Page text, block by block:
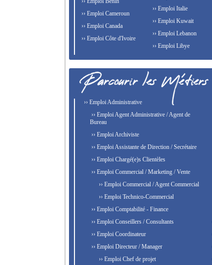
›› Emploi Cameroun
›› Emploi Canada
›› Emploi Côte d'Ivoire
›› Emploi Italie
›› Emploi Kuwait
›› Emploi Lebanon
›› Emploi Libye
›› Emploi Administrative
›› Emploi Agent Administrative / Agent de
Bureau
›› Emploi Archiviste
›› Emploi Assistante de Direction / Secrétaire
›› Emploi Chargé(e)s Clientèles
›› Emploi Commercial / Marketing / Vente
›› Emploi Commercial / Agent Commercial
›› Emploi Technico-Commercial
›› Emploi Comptabilité - Finance
›› Emploi Conseillers / Consultants
›› Emploi Coordinateur
›› Emploi Directeur / Manager
›› Emploi Chef de projet